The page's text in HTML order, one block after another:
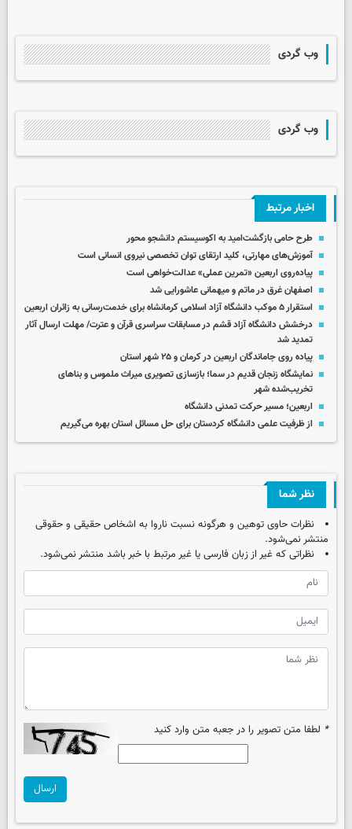
وب گردی
وب گردی
اخبار مرتبط
طرح حامی بازگشت‌امید به اکوسیستم دانشجو محور
آموزش‌های مهارتی، کلید ارتقای توان تخصصی نیروی انسانی است
پیاده‌روی اربعین «تمرین عملی» عدالت‌خواهی است
اصفهان غرق در ماتم و میهمانی عاشورایی شد
استقرار ۵ موکب دانشگاه آزاد اسلامی کرمانشاه برای خدمت‌رسانی به زائران اربعین
درخشش دانشگاه آزاد قشم در مسابقات سراسری قرآن و عترت/ مهلت ارسال آثار
تمدید شد
پیاده روی جاماندگان اربعین در کرمان و ۲۵ شهر استان
نمایشگاه زنجان قدیم در سما؛ بازسازی تصویری میراث ملموس و بناهای
تخریب‌شده شهر
اربعین؛ مسیر حرکت تمدنی دانشگاه
از ظرفیت علمی دانشگاه کردستان برای حل مسائل استان بهره می‌گیریم
نظر شما
نظرات حاوی توهین و هرگونه نسبت ناروا به اشخاص حقیقی و حقوقی
منتشر نمی‌شود.
نظراتی که غیر از زبان فارسی یا غیر مرتبط با خبر باشد منتشر نمی‌شود.
* لطفا متن تصویر را در جعبه متن وارد کنید
ارسال